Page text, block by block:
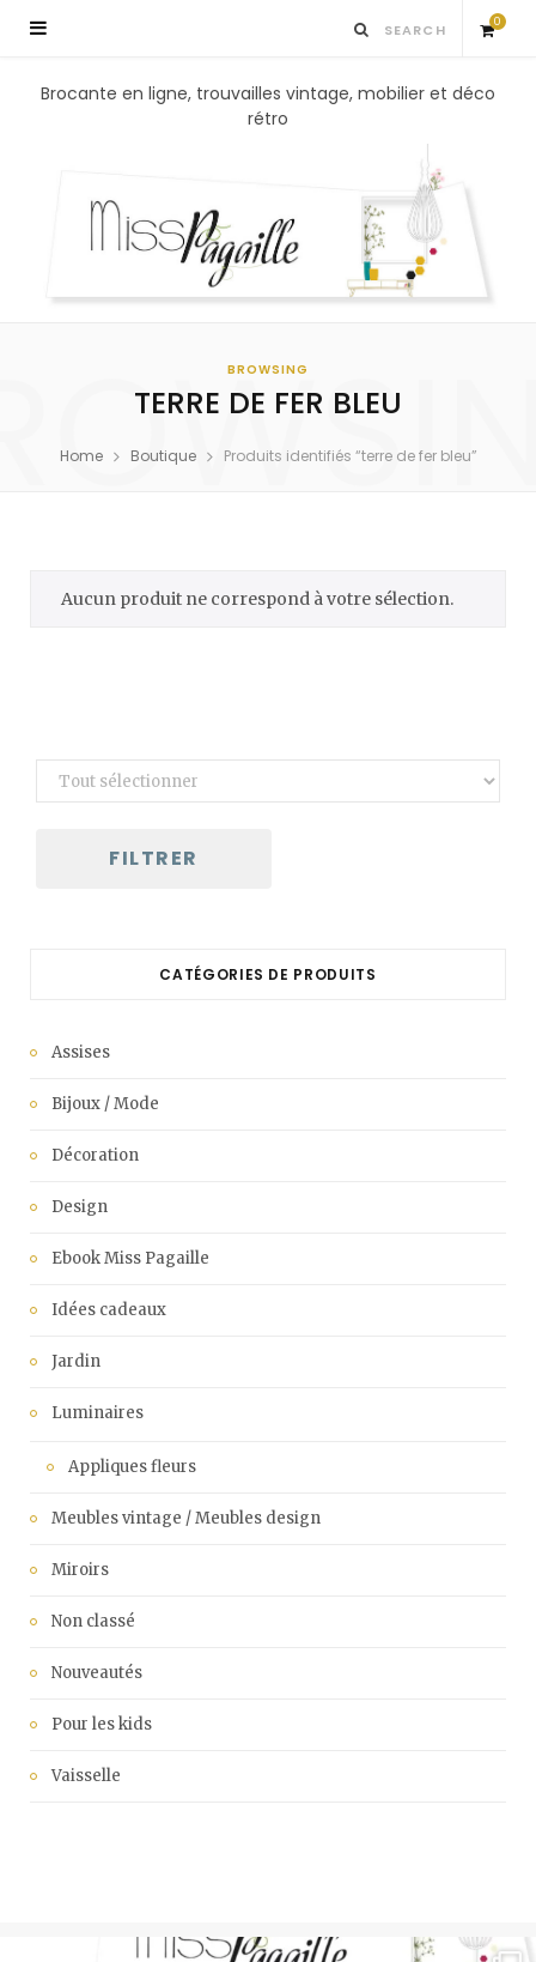
0
S
p
Brocante en ligne, trouvailles vintage, mobilier et déco
rétro
BROWSING
TERRE DE FER BLEU
Home Boutique Produits identifiés “terre de fer bleu”
Aucun produit ne correspond à votre sélection.
FILTRER
CATÉGORIES DE PRODUITS
Assises
Bijoux / Mode
Décoration
Design
Ebook Miss Pagaille
Idées cadeaux
Jardin
Luminaires
Appliques fleurs
Meubles vintage / Meubles design
Miroirs
Non classé
Nouveautés
Pour les kids
Vaisselle